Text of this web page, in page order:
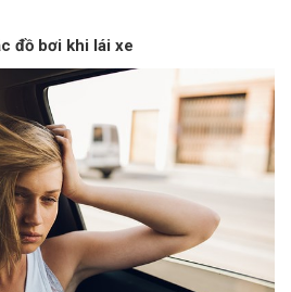
đồ bơi khi lái xe